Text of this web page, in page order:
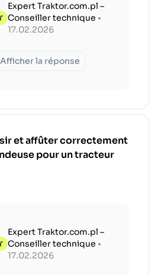
Expert Traktor.com.pl –
Conseiller technique •
17.02.2026
Afficher la réponse
et affûter correctement
pour un tracteur
Expert Traktor.com.pl –
Conseiller technique •
17.02.2026